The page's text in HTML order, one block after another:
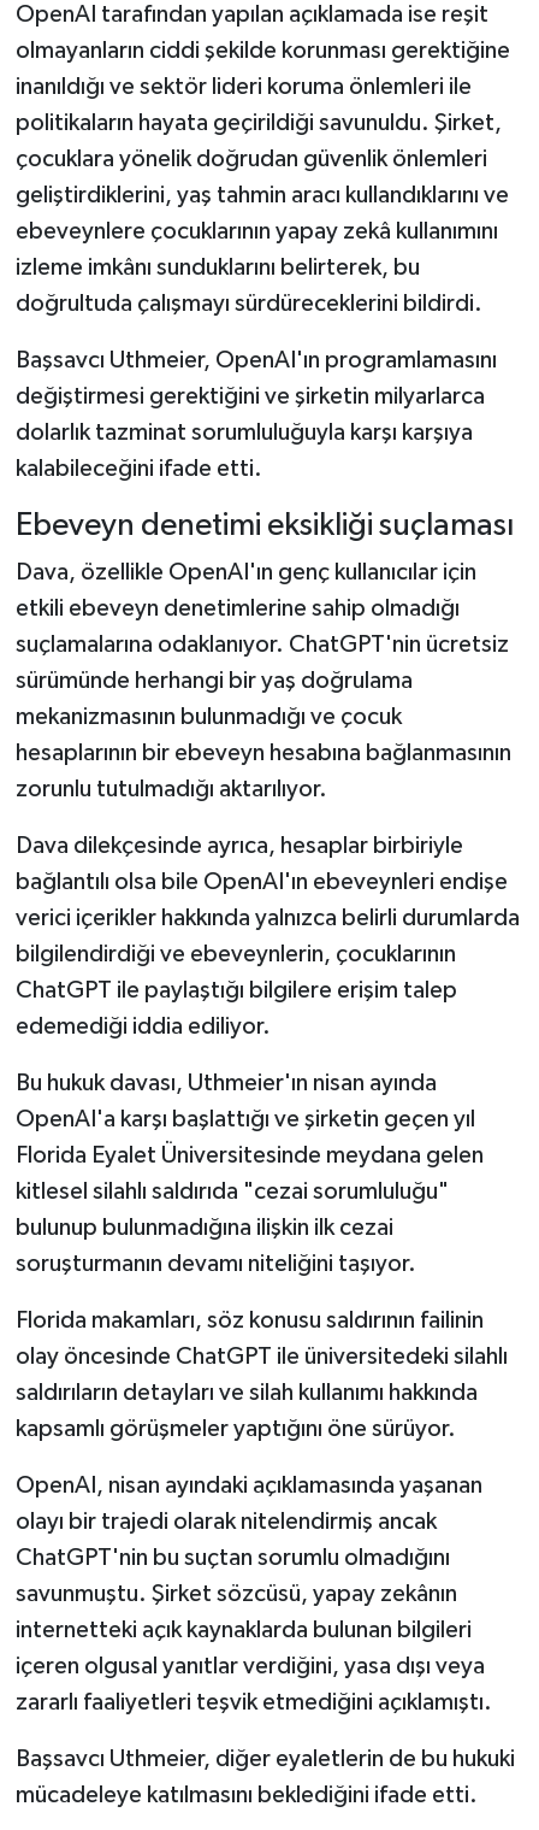
OpenAI tarafından yapılan açıklamada ise reşit
olmayanların ciddi şekilde korunması gerektiğine
inanıldığı ve sektör lideri koruma önlemleri ile
politikaların hayata geçirildiği savunuldu. Şirket,
çocuklara yönelik doğrudan güvenlik önlemleri
geliştirdiklerini, yaş tahmin aracı kullandıklarını ve
ebeveynlere çocuklarının yapay zekâ kullanımını
izleme imkânı sunduklarını belirterek, bu
doğrultuda çalışmayı sürdüreceklerini bildirdi.
Başsavcı Uthmeier, OpenAI'ın programlamasını
değiştirmesi gerektiğini ve şirketin milyarlarca
dolarlık tazminat sorumluluğuyla karşı karşıya
kalabileceğini ifade etti.
Ebeveyn denetimi eksikliği suçlaması
Dava, özellikle OpenAI'ın genç kullanıcılar için
etkili ebeveyn denetimlerine sahip olmadığı
suçlamalarına odaklanıyor. ChatGPT'nin ücretsiz
sürümünde herhangi bir yaş doğrulama
mekanizmasının bulunmadığı ve çocuk
hesaplarının bir ebeveyn hesabına bağlanmasının
zorunlu tutulmadığı aktarılıyor.
Dava dilekçesinde ayrıca, hesaplar birbiriyle
bağlantılı olsa bile OpenAI'ın ebeveynleri endişe
verici içerikler hakkında yalnızca belirli durumlarda
bilgilendirdiği ve ebeveynlerin, çocuklarının
ChatGPT ile paylaştığı bilgilere erişim talep
edemediği iddia ediliyor.
Bu hukuk davası, Uthmeier'ın nisan ayında
OpenAI'a karşı başlattığı ve şirketin geçen yıl
Florida Eyalet Üniversitesinde meydana gelen
kitlesel silahlı saldırıda "cezai sorumluluğu"
bulunup bulunmadığına ilişkin ilk cezai
soruşturmanın devamı niteliğini taşıyor.
Florida makamları, söz konusu saldırının failinin
olay öncesinde ChatGPT ile üniversitedeki silahlı
saldırıların detayları ve silah kullanımı hakkında
kapsamlı görüşmeler yaptığını öne sürüyor.
OpenAI, nisan ayındaki açıklamasında yaşanan
olayı bir trajedi olarak nitelendirmiş ancak
ChatGPT'nin bu suçtan sorumlu olmadığını
savunmuştu. Şirket sözcüsü, yapay zekânın
internetteki açık kaynaklarda bulunan bilgileri
içeren olgusal yanıtlar verdiğini, yasa dışı veya
zararlı faaliyetleri teşvik etmediğini açıklamıştı.
Başsavcı Uthmeier, diğer eyaletlerin de bu hukuki
mücadeleye katılmasını beklediğini ifade etti.